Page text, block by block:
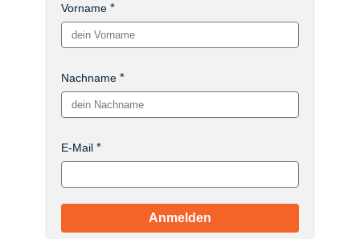
Vorname
Nachname
E-Mail
Anmelden